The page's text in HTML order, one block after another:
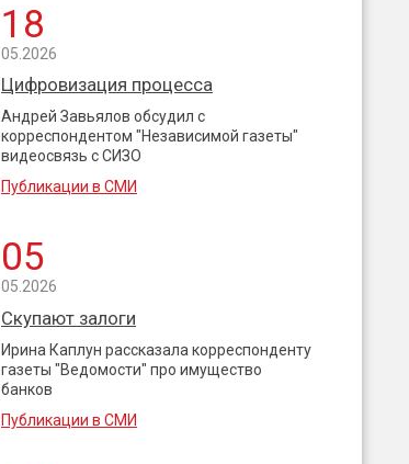
18
05.2026
Цифровизация процесса
Андрей Завьялов обсудил с
корреспондентом "Независимой газеты"
видеосвязь с СИЗО
Публикации в СМИ
05
05.2026
Скупают залоги
Ирина Каплун рассказала корреспонденту
газеты "Ведомости" про имущество
банков
Публикации в СМИ